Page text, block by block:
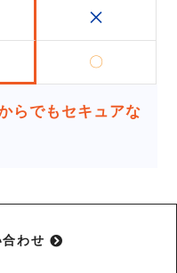
×
〇
らでもセキュアな
わせ